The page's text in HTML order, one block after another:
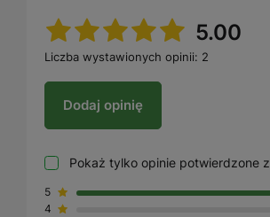
5.00
Liczba wystawionych opinii: 2
Dodaj opinię
Pokaż tylko opinie potwierdzone
5
4